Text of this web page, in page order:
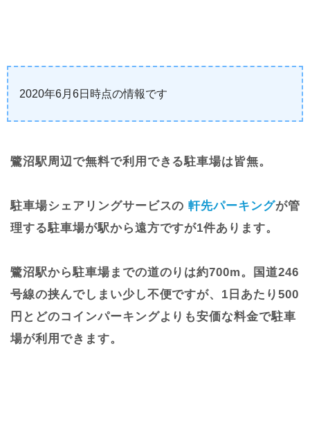
2020年6月6日時点の情報です
鷺沼駅周辺で無料で利用できる駐車場は皆無。
駐車場シェアリングサービスの 軒先パーキングが管
理する駐車場が駅から遠方ですが1件あります。
鷺沼駅から駐車場までの道のりは約700m。国道246
号線の挟んでしまい少し不便ですが、1日あたり500
円とどのコインパーキングよりも安価な料金で駐車
場が利用できます。